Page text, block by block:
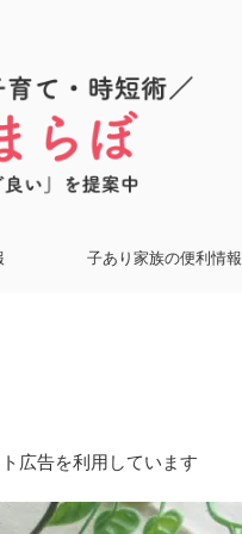
子あり家族の便利情報
広告を利用しています